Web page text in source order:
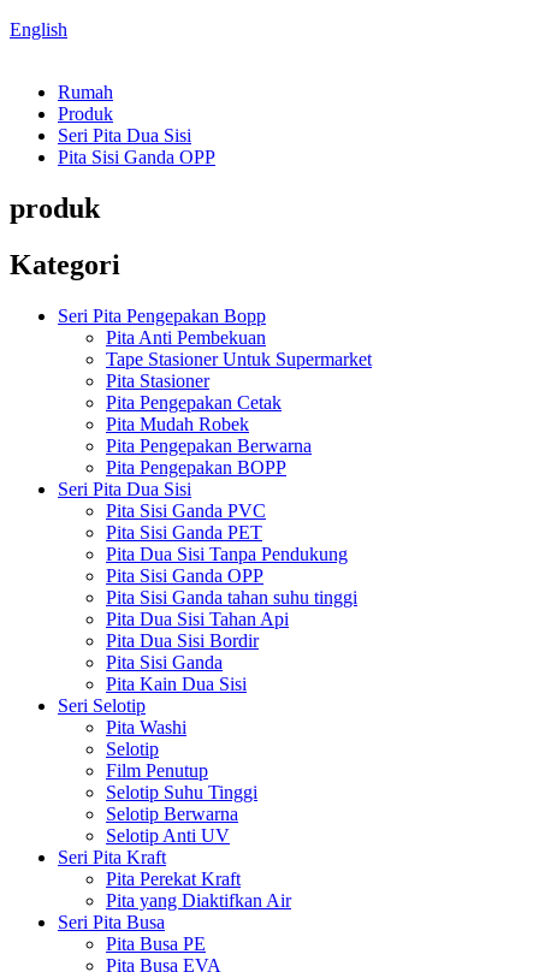
English
Rumah
Produk
Seri Pita Dua Sisi
Pita Sisi Ganda OPP
produk
Kategori
Seri Pita Pengepakan Bopp
Pita Anti Pembekuan
Tape Stasioner Untuk Supermarket
Pita Stasioner
Pita Pengepakan Cetak
Pita Mudah Robek
Pita Pengepakan Berwarna
Pita Pengepakan BOPP
Seri Pita Dua Sisi
Pita Sisi Ganda PVC
Pita Sisi Ganda PET
Pita Dua Sisi Tanpa Pendukung
Pita Sisi Ganda OPP
Pita Sisi Ganda tahan suhu tinggi
Pita Dua Sisi Tahan Api
Pita Dua Sisi Bordir
Pita Sisi Ganda
Pita Kain Dua Sisi
Seri Selotip
Pita Washi
Selotip
Film Penutup
Selotip Suhu Tinggi
Selotip Berwarna
Selotip Anti UV
Seri Pita Kraft
Pita Perekat Kraft
Pita yang Diaktifkan Air
Seri Pita Busa
Pita Busa PE
Pita Busa EVA